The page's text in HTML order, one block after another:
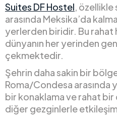
Suites DF Hostel ,
arasında Meksika’da
yerlerden biridir. Bu rahat
dünyanın her yerinden
çekmektedir.
Şehrin daha sakin bir
Roma/Condesa arasında
bir konaklama ve rahat
diğer gezginlerle etkileşim